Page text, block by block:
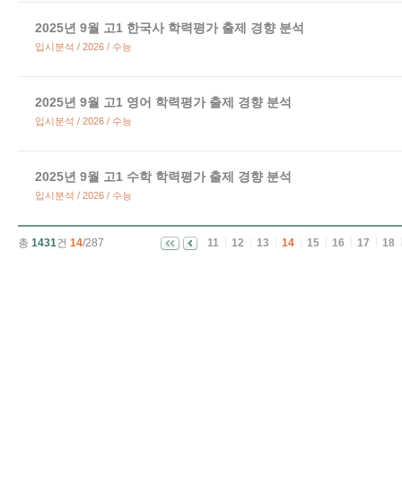
2025년 9월 고1 한국사 학력평가 출제 경향 분석
입시분석 / 2026 / 수능
2025년 9월 고1 영어 학력평가 출제 경향 분석
입시분석 / 2026 / 수능
2025년 9월 고1 수학 학력평가 출제 경향 분석
입시분석 / 2026 / 수능
총 1431건 14/287 11 12 13 14 15 16 17 18